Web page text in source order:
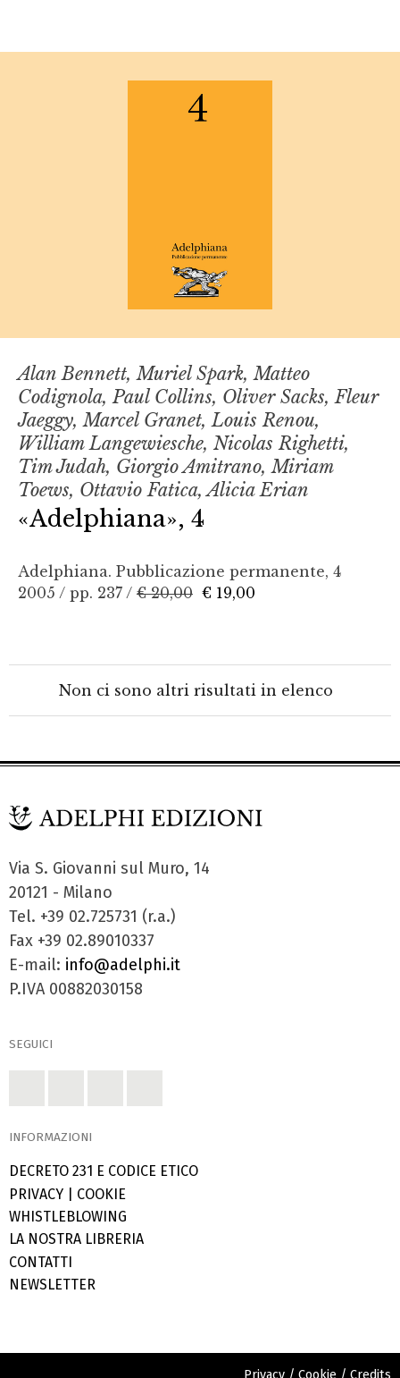
Alan Bennett, Muriel Spark, Matteo
Codignola, Paul Collins, Oliver Sacks, Fleur
Jaeggy, Marcel Granet, Louis Renou,
William Langewiesche, Nicolas Righetti,
Tim Judah, Giorgio Amitrano, Miriam
Toews, Ottavio Fatica, Alicia Erian
«Adelphiana», 4
Adelphiana. Pubblicazione permanente, 4
2005 / pp. 237 / € 20,00 € 19,00
Non ci sono altri risultati in elenco
Via S. Giovanni sul Muro, 14
20121 - Milano
Tel. +39 02.725731 (r.a.)
Fax +39 02.89010337
E-mail: info@adelphi.it
P.IVA 00882030158
SEGUICI
INFORMAZIONI
DECRETO 231 E CODICE ETICO
PRIVACY
COOKIE
WHISTLEBLOWING
LA NOSTRA LIBRERIA
CONTATTI
NEWSLETTER
Privacy / Cookie / Credits